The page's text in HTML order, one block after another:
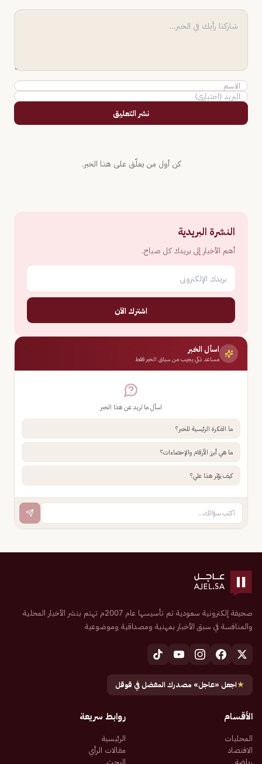
نشر التعليق
كن أول من يعلّق على هذا الخبر.
النشرة البريدية
أهم الأخبار إلى بريدك كل صباح.
اشترك الآن
اسأل الخبر
مساعد ذكي يجيب من سياق الخبر فقط
اسأل ما تريد عن هذا الخبر
ما الفكرة الرئيسية للخبر؟
ما هي أبرز الأرقام والإحصاءات؟
كيف يؤثر هذا علي؟
صحيفة إلكترونية سعودية تم تأسيسها عام 2007م تهتم بنشر الأخبار المحلية
والمنافسة في سبق الأخبار بمهنية ومصداقية وموضوعية
★اجعل «عاجل» مصدرك المفضل في قوقل
الأقسام
المحليات
الاقتصاد
رياضة
روابط سريعة
الرئيسية
مقالات الرأي
البحث